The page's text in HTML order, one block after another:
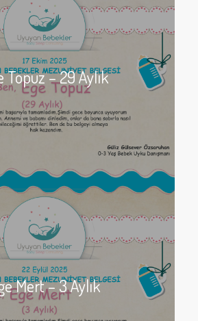
Topuz – 29 Aylık
Mert – 3 Aylık